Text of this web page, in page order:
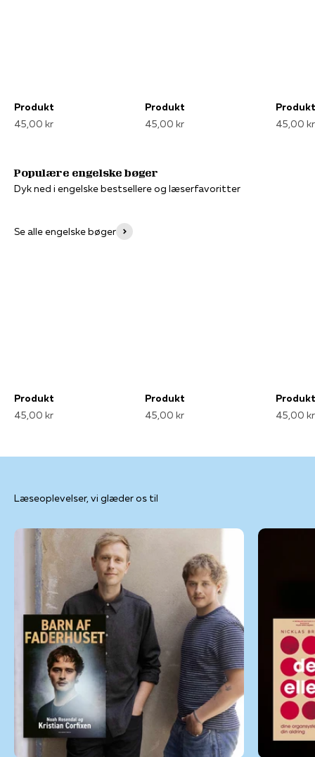
Produkt
45,00 kr
Produkt
45,00 kr
Produkt
45,00 kr
Dyk ned i engelske bestsellere og læserfavoritter
Se alle engelske bøger
Produkt
45,00 kr
Produkt
45,00 kr
Produkt
45,00 kr